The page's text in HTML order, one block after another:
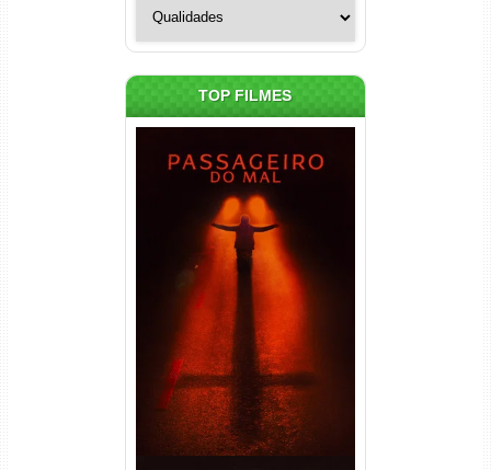
TOP FILMES
Passageiro do Mal Torrent
(2026) WEB-DL 1080p Dual
Áudio